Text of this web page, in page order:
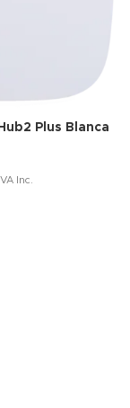
Plus Blanca
IVA Inc.